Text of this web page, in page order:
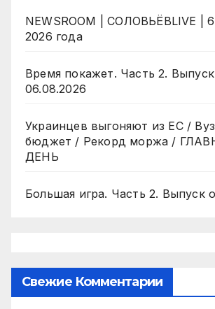
NEWSROOM | СОЛОВЬЁВLIVE | 6
2026 года
Время покажет. Часть 2.
06.08.2026
Украинцев выгоняют из ЕС /
бюджет / Рекорд моржа /
ДЕНЬ
Большая игра. Часть 2. Выпуск
Свежие Комментарии